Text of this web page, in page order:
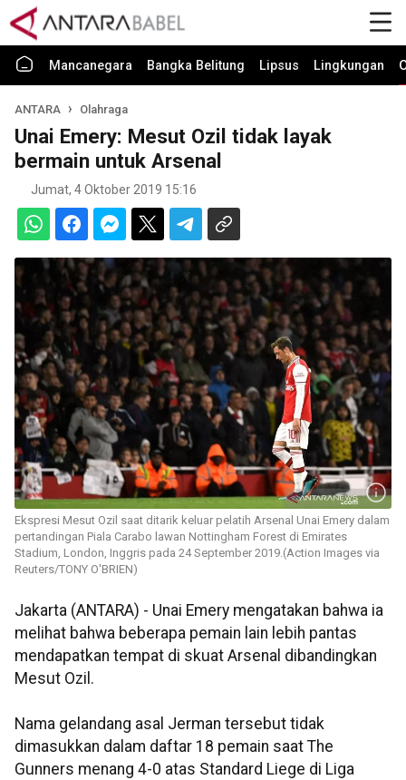
Mancanegara Bangka Belitung Lipsus Lingkungan
ANTARA Olahraga
Unai Emery: Mesut Ozil tidak layak
bermain untuk Arsenal
Jumat, 4 Oktober 2019 15:16
Ekspresi Mesut Ozil saat ditarik keluar pelatih Arsenal Unai Emery dalam
pertandingan Piala Carabo lawan Nottingham Forest di Emirates
Stadium, London, Inggris pada 24 September 2019.(Action Images via
Reuters/TONY O'BRIEN)
Jakarta (ANTARA) - Unai Emery mengatakan bahwa ia
melihat bahwa beberapa pemain lain lebih pantas
mendapatkan tempat di skuat Arsenal dibandingkan
Mesut Ozil.
Nama gelandang asal Jerman tersebut tidak
dimasukkan dalam daftar 18 pemain saat The
Gunners menang 4-0 atas Standard Liege di Liga